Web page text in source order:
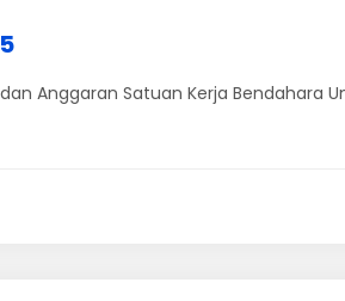
Anggaran Satuan Kerja Bendahara